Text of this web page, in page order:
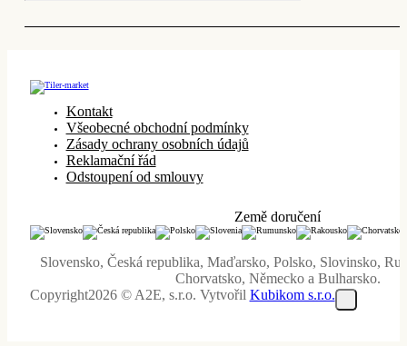
Kontakt
Všeobecné obchodní podmínky
Zásady ochrany osobních údajů
Reklamační řád
Odstoupení od smlouvy
Země doručení
Slovensko, Česká republika, Maďarsko, Polsko, Slovinsko,
Chorvatsko, Německo a Bulharsko.
Copyright2026 © A2E, s.r.o. Vytvořil Kubikom s.r.o.